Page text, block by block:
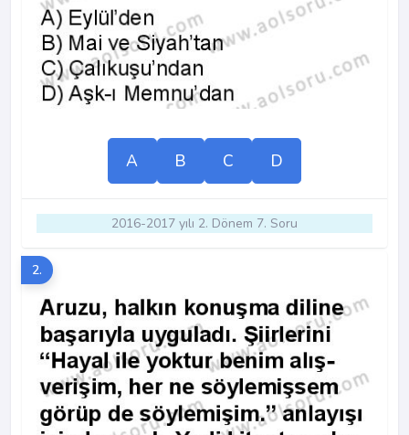
A B C D
2016-2017 yılı 2. Dönem 7. Soru
2.